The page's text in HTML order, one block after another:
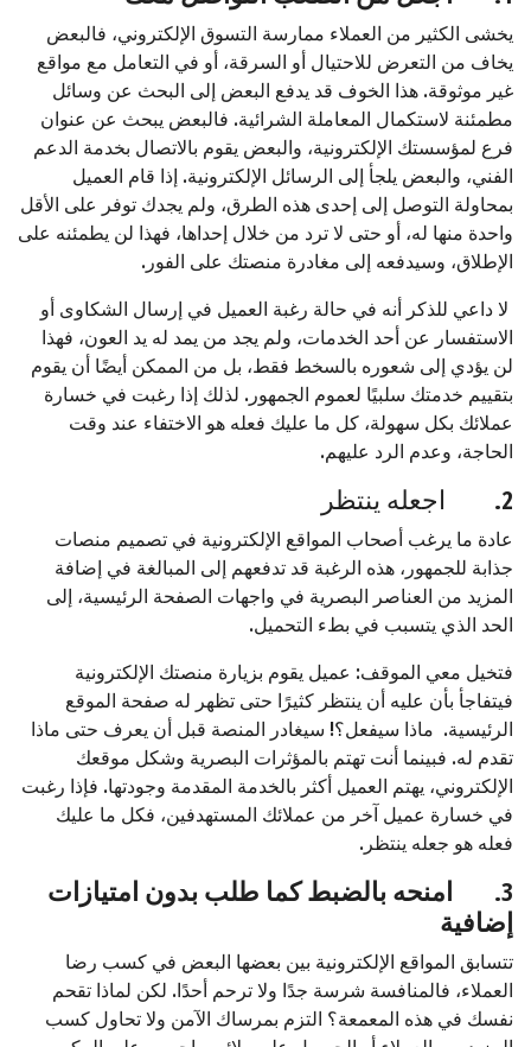
يخشى الكثير من العملاء ممارسة التسوق الإلكتروني، فالبعض
يخاف من التعرض للاحتيال أو السرقة، أو في التعامل مع مواقع
غير موثوقة. هذا الخوف قد يدفع البعض إلى البحث عن وسائل
مطمئنة لاستكمال المعاملة الشرائية. فالبعض يبحث عن عنوان
فرع لمؤسستك الإلكترونية، والبعض يقوم بالاتصال بخدمة الدعم
الفني، والبعض يلجأ إلى الرسائل الإلكترونية. إذا قام العميل
بمحاولة التوصل إلى إحدى هذه الطرق، ولم يجدك توفر على الأقل
واحدة منها له، أو حتى لا ترد من خلال إحداها، فهذا لن يطمئنه على
الإطلاق، وسيدفعه إلى مغادرة منصتك على الفور.
لا داعي للذكر أنه في حالة رغبة العميل في إرسال الشكاوى أو
الاستفسار عن أحد الخدمات، ولم يجد من يمد له يد العون، فهذا
لن يؤدي إلى شعوره بالسخط فقط، بل من الممكن أيضًا أن يقوم
بتقييم خدمتك سلبيًا لعموم الجمهور. لذلك إذا رغبت في خسارة
عملائك بكل سهولة، كل ما عليك فعله هو الاختفاء عند وقت
الحاجة، وعدم الرد عليهم.
2. اجعله ينتظر
عادة ما يرغب أصحاب المواقع الإلكترونية في تصميم منصات
جذابة للجمهور، هذه الرغبة قد تدفعهم إلى المبالغة في إضافة
المزيد من العناصر البصرية في واجهات الصفحة الرئيسية، إلى
الحد الذي يتسبب في بطء التحميل.
فتخيل معي الموقف: عميل يقوم بزيارة منصتك الإلكترونية
فيتفاجأ بأن عليه أن ينتظر كثيرًا حتى تظهر له صفحة الموقع
الرئيسية. ماذا سيفعل؟! سيغادر المنصة قبل أن يعرف حتى ماذا
تقدم له. فبينما أنت تهتم بالمؤثرات البصرية وشكل موقعك
الإلكتروني، يهتم العميل أكثر بالخدمة المقدمة وجودتها. فإذا رغبت
في خسارة عميل آخر من عملائك المستهدفين، فكل ما عليك
فعله هو جعله ينتظر.
3.
امنحه بالضبط كما طلب بدون امتيازات
إضافية
تتسابق المواقع الإلكترونية بين بعضها البعض في كسب رضا
العملاء، فالمنافسة شرسة جدًا ولا ترحم أحدًا. لكن لماذا تقحم
نفسك في هذه المعمعة؟ التزم بمرساك الآمن ولا تحاول كسب